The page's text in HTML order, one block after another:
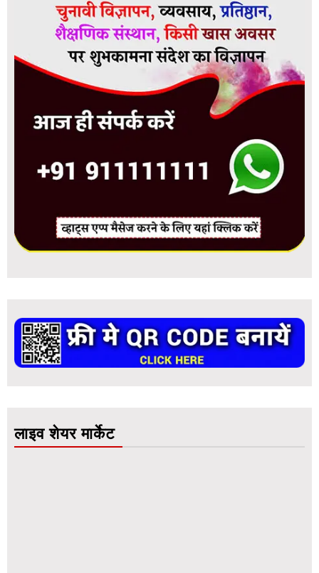
लाइव शेयर मार्केट